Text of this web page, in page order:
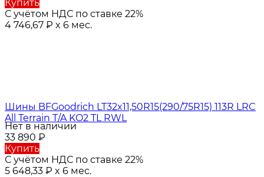
Купить
С учётом НДС по ставке 22%
4 746,67 ₽ x 6 мес.
Шины BFGoodrich LT32x11,50R15(290/75R15) 113R LRC
All Terrain T/A KO2 TL RWL
Нет в наличии
33 890 ₽
Купить
С учётом НДС по ставке 22%
5 648,33 ₽ x 6 мес.